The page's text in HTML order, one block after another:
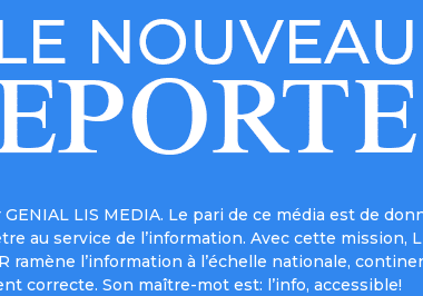
LIS MEDIA. Le pari de ce média est de
au service de l’information. Avec cette mission,
ramène l’information à l’échelle nationale,
correcte. Son maître-mot est: l’info, accessible!